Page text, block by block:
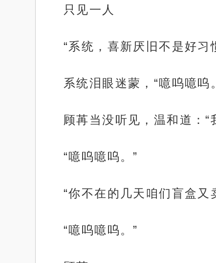
只见一人
“系统，喜新厌旧不是好
系统泪眼迷蒙，“噫呜噫呜
顾苒当没听见，温和道：
“噫呜噫呜。”
“你不在的几天咱们盲盒又
“噫呜噫呜。”